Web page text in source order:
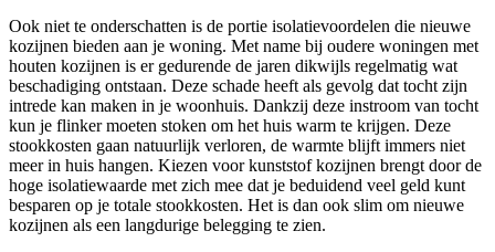
Ook niet te onderschatten is de portie isolatievoordelen die nieuwe
kozijnen bieden aan je woning. Met name bij oudere woningen met
houten kozijnen is er gedurende de jaren dikwijls regelmatig wat
beschadiging ontstaan. Deze schade heeft als gevolg dat tocht zijn
intrede kan maken in je woonhuis. Dankzij deze instroom van tocht
kun je flinker moeten stoken om het huis warm te krijgen. Deze
stookkosten gaan natuurlijk verloren, de warmte blijft immers niet
meer in huis hangen. Kiezen voor kunststof kozijnen brengt door de
hoge isolatiewaarde met zich mee dat je beduidend veel geld kunt
besparen op je totale stookkosten. Het is dan ook slim om nieuwe
kozijnen als een langdurige belegging te zien.